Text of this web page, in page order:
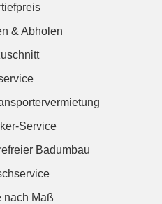
& Abholen
Service
Badumbau
nach Maß